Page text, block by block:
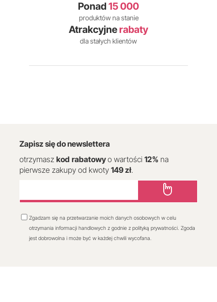
Ponad 15 000
produktów na stanie
Atrakcyjne rabaty
dla stałych klientów
Zapisz się do newslettera
otrzymasz kod rabatowyo wartości 12% na
pierwsze zakupy od kwoty 149 zł.
Zgadzam się na przetwarzanie moich danych osobowych w celu
otrzymania informacji handlowych z godnie z polityką prywatności. Zgoda
jest dobrowolna i może być w każdej chwili wycofana.